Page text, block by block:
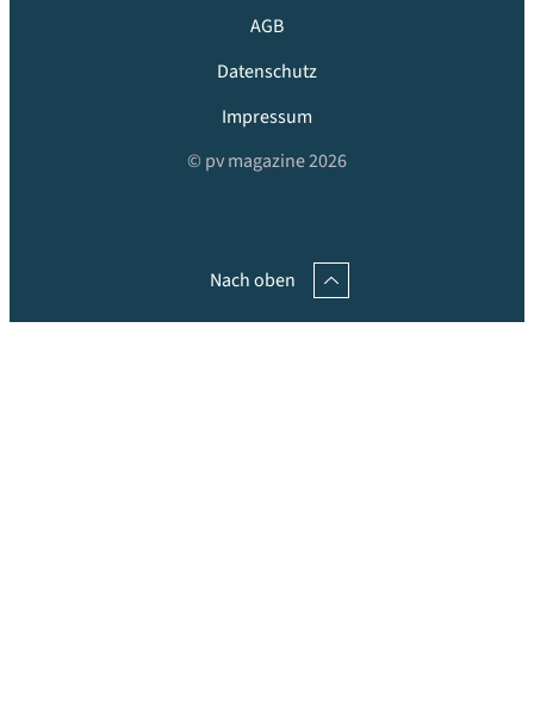
AGB
Datenschutz
Impressum
© pv magazine 2026
Nach oben